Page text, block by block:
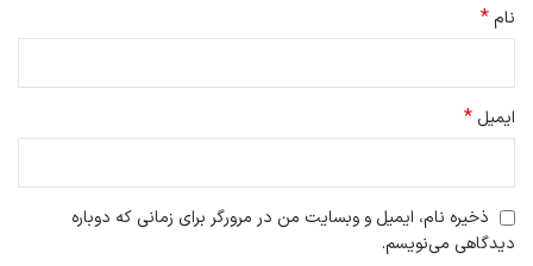
نام*
ایمیل *
ذخیره نام، ایمیل و وبسایت من در مرورگر برای زمانی که دوباره
دیدگاهی می‌نویسم.